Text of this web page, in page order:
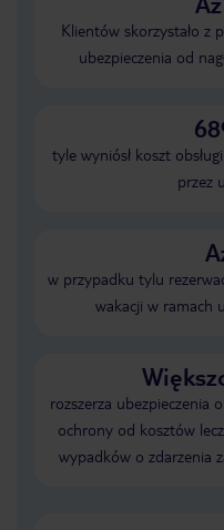
Klientów skorzystało z
ubezpieczenia od
tyle wyniósł koszt
przez
w przypadku tylu
wakacji w ramach
rozszerza ubezpieczenia
ochrony od kosztów
wypadków o zdarzenia